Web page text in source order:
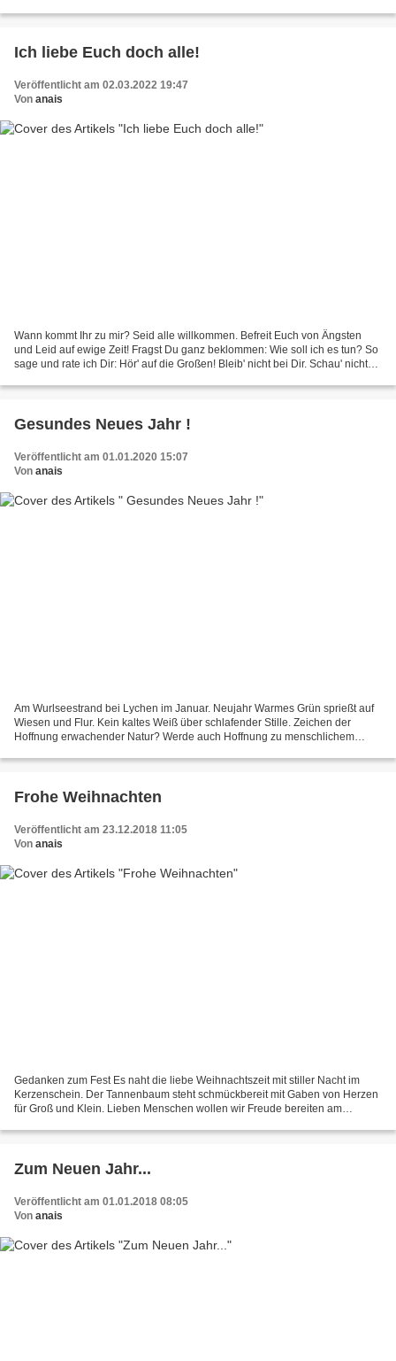
Ich liebe Euch doch alle!
Veröffentlicht am 02.03.2022 19:47
Von anais
Wann kommt Ihr zu mir? Seid alle willkommen. Befreit Euch von Ängsten
und Leid auf ewige Zeit! Fragst Du ganz beklommen: Wie soll ich es tun? So
sage und rate ich Dir: Hör' auf die Großen! Bleib' nicht bei Dir. Schau' nicht
Gesundes Neues Jahr !
Veröffentlicht am 01.01.2020 15:07
Von anais
Am Wurlseestrand bei Lychen im Januar. Neujahr Warmes Grün sprießt auf
Wiesen und Flur. Kein kaltes Weiß über schlafender Stille. Zeichen der
Hoffnung erwachender Natur? Werde auch Hoffnung zu menschlichem
Frohe Weihnachten
Veröffentlicht am 23.12.2018 11:05
Von anais
Gedanken zum Fest Es naht die liebe Weihnachtszeit mit stiller Nacht im
Kerzenschein. Der Tannenbaum steht schmückbereit mit Gaben von Herzen
für Groß und Klein. Lieben Menschen wollen wir Freude bereiten am
Zum Neuen Jahr...
Veröffentlicht am 01.01.2018 08:05
Von anais